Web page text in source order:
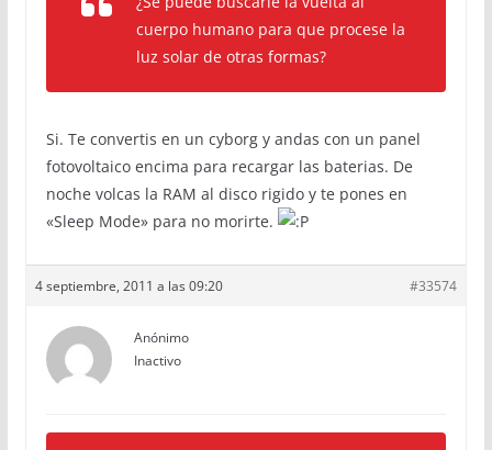
cuerpo humano para que procese la
luz solar de otras formas?
Si. Te convertis en un cyborg y andas con un panel
fotovoltaico encima para recargar las baterias. De
noche volcas la RAM al disco rigido y te pones en
«Sleep Mode» para no morirte.
4 septiembre, 2011 a las 09:20 #33574
Anónimo
Inactivo